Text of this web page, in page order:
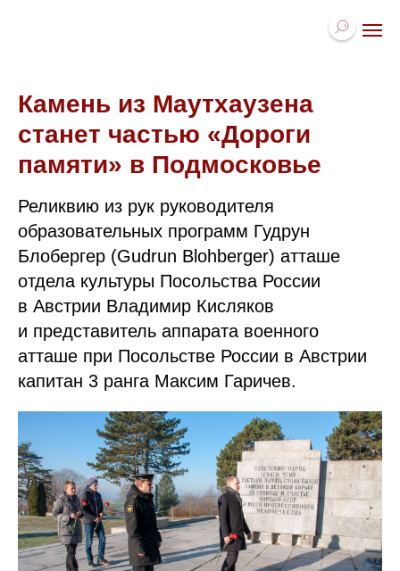
Камень из Маутхаузена
станет частью «Дороги
памяти» в Подмосковье
Реликвию из рук руководителя
образовательных программ Гудрун
Блобергер (Gudrun Blohberger) атташе
отдела культуры Посольства России
в Австрии Владимир Кисляков
и представитель аппарата военного
атташе при Посольстве России в Австрии
капитан 3 ранга Максим Гаричев.